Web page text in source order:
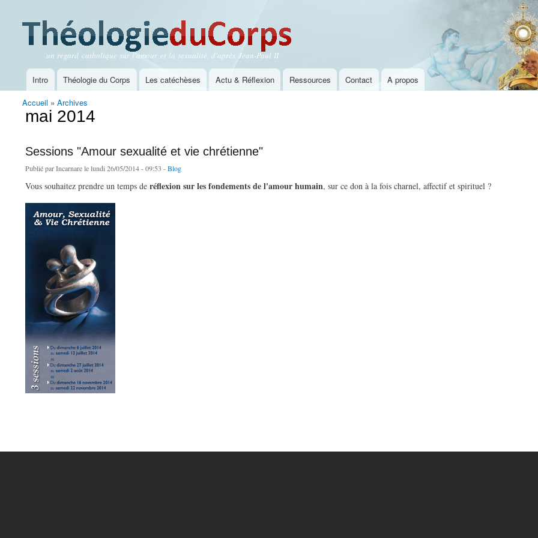
Théologie du Corps
un regard catholique sur l'amour et la sexualité, d'après Jean-Paul II
Menu principal
Intro Théologie du Corps Les catéchèses Actu & Réflexion Ressources Contact A propos
Vous êtes ici
Accueil » Archives
mai 2014
Sessions "Amour sexualité et vie chrétienne"
Publié parIncarnarele lundi 26/05/2014 - 09:53 -Blog
Vous souhaitez prendre un temps de réflexion sur les fondements de l'amour humain, sur ce don à la fois charnel, affectif et spirituel ?